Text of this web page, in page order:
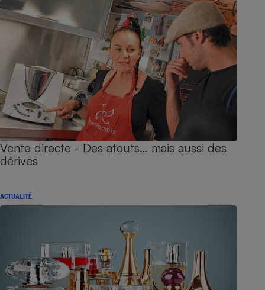
Vente directe - Des atouts… mais aussi des
dérives
ACTUALITÉ